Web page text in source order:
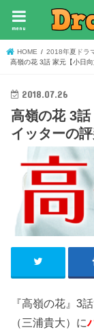
menu
HOME 2018年夏ドラ
高嶺の花 3話 家元【小日
2018.07.26
高嶺の花 3
イッターの
『高嶺の花』3
（三浦貴大）に